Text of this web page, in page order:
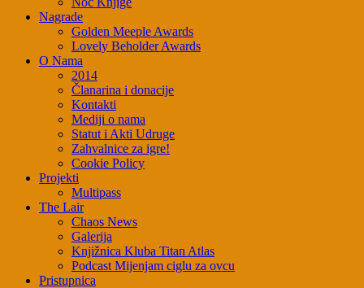
Nagrade
Golden Meeple Awards
Lovely Beholder Awards
O Nama
2014
Članarina i donacije
Kontakti
Mediji o nama
Statut i Akti Udruge
Zahvalnice za igre!
Cookie Policy
Projekti
Multipass
The Lair
Chaos News
Galerija
Knjižnica Kluba Titan Atlas
Podcast Mijenjam ciglu za ovcu
Pristupnica